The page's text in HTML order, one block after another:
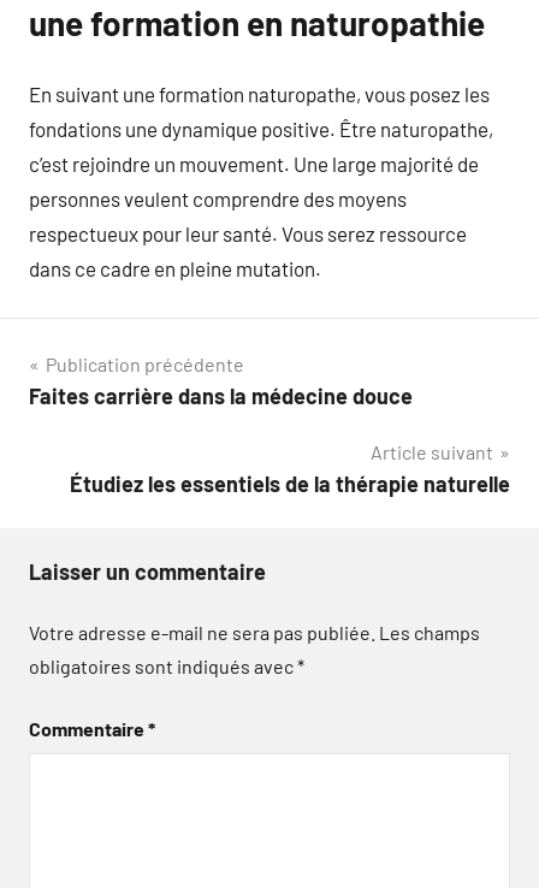
une formation en naturopathie
En suivant une formation naturopathe, vous posez les
fondations une dynamique positive. Être naturopathe,
c’est rejoindre un mouvement. Une large majorité de
personnes veulent comprendre des moyens
respectueux pour leur santé. Vous serez ressource
dans ce cadre en pleine mutation.
Navigation
de
l’article
Publication précédente
Faites carrière dans la médecine douce
Article suivant
Étudiez les essentiels de la thérapie naturelle
Laisser un commentaire
Votre adresse e-mail ne sera pas publiée. Les champs
obligatoires sont indiqués avec*
Commentaire*